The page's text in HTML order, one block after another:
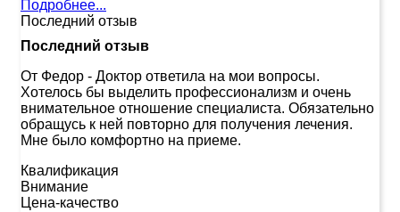
Подробнее...
Последний отзыв
Последний отзыв
От Федор - Доктор ответила на мои вопросы.
Хотелось бы выделить профессионализм и очень
внимательное отношение специалиста. Обязательно
обращусь к ней повторно для получения лечения.
Мне было комфортно на приеме.
Квалификация
Внимание
Цена-качество